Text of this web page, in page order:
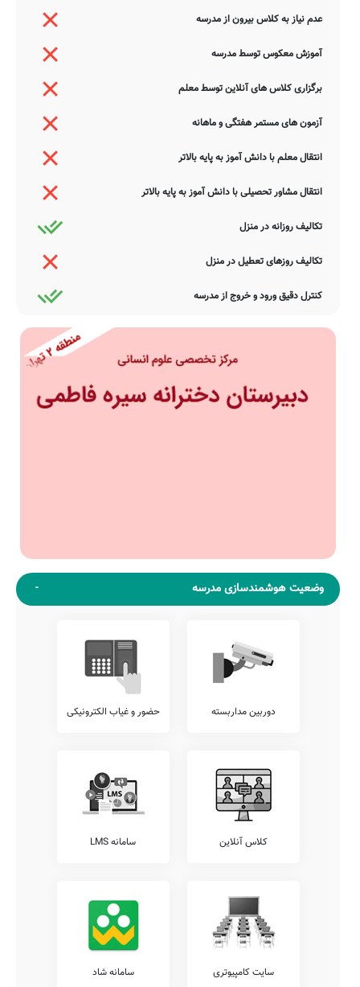
عدم نیاز به کلاس بیرون از مدرسه
آموزش معکوس توسط مدرسه
برگزاری کلاس های آنلاین توسط معلم
آزمون های مستمر هفتگی و ماهانه
انتقال معلم با دانش آموز به پایه بالاتر
انتقال مشاور تحصیلی با دانش آموز به پایه بالاتر
تکالیف روزانه در منزل
تکالیف روزهای تعطیل در منزل
کنترل دقیق ورود و خروج از مدرسه
وضعیت هوشمندسازی مدرسه
دوربین مداربسته حضور و غیاب الکترونیکی
کلاس آنلاین سامانه LMS
سایت کامپیوتری سامانه شاد